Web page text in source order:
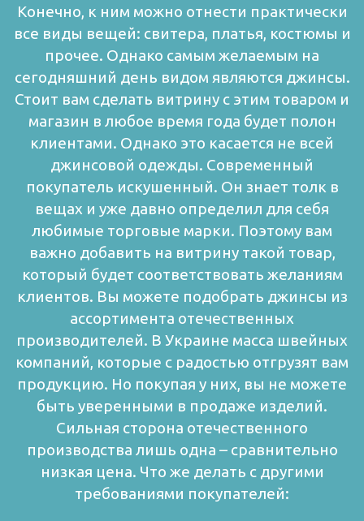
Конечно, к ним можно отнести практически
все виды вещей: свитера, платья, костюмы и
прочее. Однако самым желаемым на
сегодняшний день видом являются джинсы.
Стоит вам сделать витрину с этим товаром и
магазин в любое время года будет полон
клиентами. Однако это касается не всей
джинсовой одежды. Современный
покупатель искушенный. Он знает толк в
вещах и уже давно определил для себя
любимые торговые марки. Поэтому вам
важно добавить на витрину такой товар,
который будет соответствовать желаниям
клиентов. Вы можете подобрать джинсы из
ассортимента отечественных
производителей. В Украине масса швейных
компаний, которые с радостью отгрузят вам
продукцию. Но покупая у них, вы не можете
быть уверенными в продаже изделий.
Сильная сторона отечественного
производства лишь одна – сравнительно
низкая цена. Что же делать с другими
требованиями покупателей: